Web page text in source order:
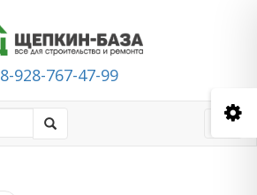
8-928-767-47-99